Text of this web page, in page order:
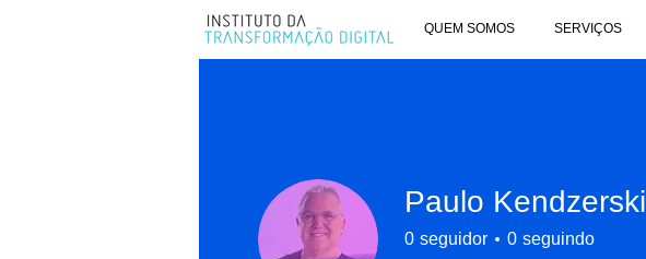
QUEM SOMOS SERVIÇOS
Paulo Kendzerski
0 seguidor 0 seguindo